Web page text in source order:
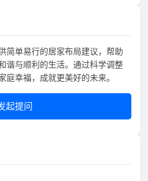
简单易行的居家布局建议，帮助
谐与顺利的生活。通过科学调整
庭幸福，成就更美好的未来。
起提问